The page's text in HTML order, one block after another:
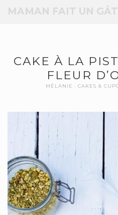
MAMAN FAIT UN
CAKE À LA
FLEUR
MÉLANIE CAKES &